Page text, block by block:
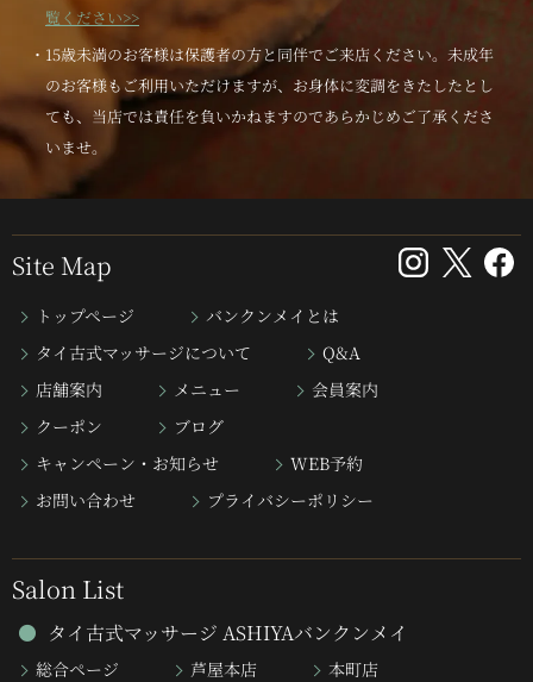
覧ください>>
・15歳未満のお客様は保護者の方と同伴でご来店ください。未成年
のお客様もご利用いただけますが、お身体に変調をきたしたとし
ても、当店では責任を負いかねますのであらかじめご了承くださ
いませ。
Site Map
トップページ
バンクンメイとは
タイ古式マッサージについて
Q&A
店舗案内
メニュー
会員案内
クーポン
ブログ
キャンペーン・お知らせ
WEB予約
お問い合わせ
プライバシーポリシー
Salon List
タイ古式マッサージ ASHIYAバンクンメイ
総合ページ 芦屋本店
本町店